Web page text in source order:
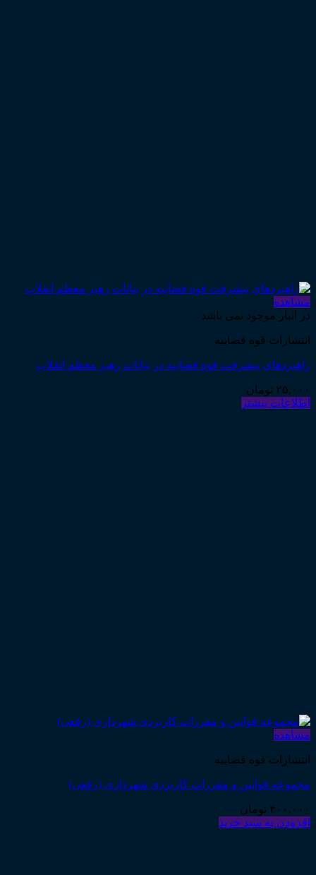
مشاهده
در انبار موجود نمی باشد
انتشارات قوه قضاییه
راهبردهای پیشرفت قوه قضاییه در بیانات رهبر معظم انقلاب
۲۵,۰۰۰ تومان
اطلاعات بیشتر
مشاهده
انتشارات قوه قضاییه
مجموعه قوانین و مقررات کاربردی شهرداری (رقعی)
۴۰۰,۰۰۰ تومان
افزودن به سبد خرید